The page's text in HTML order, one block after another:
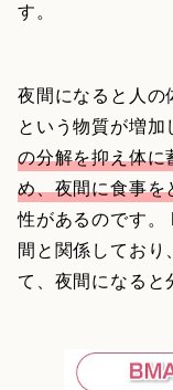
す。
夜間になると人の
という物質が増
の分解を抑え体
め、夜間に食事
性があるのです
間と関係してお
て、夜間になると